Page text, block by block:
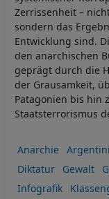
Zerrissenheit –
sondern das
Entwicklung sind.
den anarchischen
geprägt durch die
der Grausamkeit,
Patagonien bis hin
Staatsterrorismus
Anarchie
Diktatur
Gewalt
Infografik